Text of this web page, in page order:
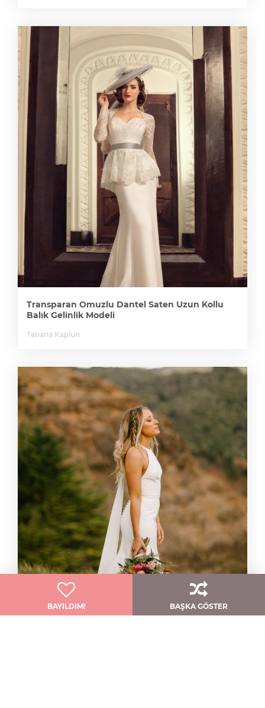
BAYILDIM! BAŞKA GÖSTER
Transparan Omuzlu Dantel Saten Uzun Kollu
Balık Gelinlik Modeli
Tatiana Kaplun